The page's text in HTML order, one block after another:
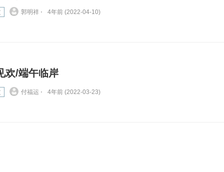
郭明祥 ⋅ 4年前 (2022-04-10)
欢/端午临岸
付福运 ⋅ 4年前 (2022-03-23)